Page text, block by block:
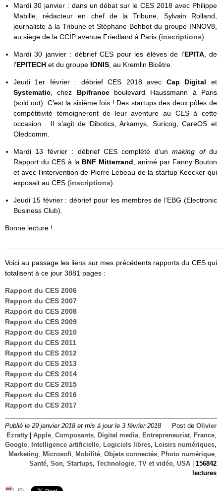
Mardi 30 janvier : dans un débat sur le CES 2018 avec Philippe
Mabille, rédacteur en chef de la Tribune, Sylvain Rolland,
journaliste à la Tribune et Stéphane Bohbot du groupe INNOV8,
au siège de la CCIP avenue Friedland à Paris (inscriptions).
Mardi 30 janvier : débrief CES pour les élèves de l’EPITA, de
l’EPITECH et du groupe IONIS, au Kremlin Bicêtre.
Jeudi 1er février : débrief CES 2018 avec Cap Digitalet
Systematic, chez Bpifrance boulevard Haussmann à Paris
(sold out). C’est la sixième fois ! Des startups des deux pôles de
compétitivité témoigneront de leur aventure au CES à cette
occasion. Il s’agit de Dibotics, Arkamys, Suricog, CareOS et
Oledcomm.
Mardi 13 février : débrief CES complété d’unmaking ofdu
Rapport du CES à la BNF Mitterrand , animé par Fanny Bouton
et avec l’intervention de Pierre Lebeau de la startup Keecker qui
exposait au CES (inscriptions).
Jeudi 15 février : débrief pour les membres de l’EBG (Electronic
Business Club).
Bonne lecture !
Voici au passage les liens sur mes précédents rapports du CES qui
totalisent à ce jour 3881 pages :
Rapport du CES 2006
Rapport du CES 2007
Rapport du CES 2008
Rapport du CES 2009
Rapport du CES 2010
Rapport du CES 2011
Rapport du CES 2012
Rapport du CES 2013
Rapport du CES 2014
Rapport du CES 2015
Rapport du CES 2016
Rapport du CES 2017
Publié le 29 janvier 2018 et mis à jour le 3 février 2018 Post de Olivier
Ezratty
Apple, Composants, Digital media, Entrepreneuriat, France,
Google, Intelligence artificielle, Logiciels libres, Loisirs numériques,
Marketing, Microsoft, Mobilité, Objets connectés, Photo numérique,
Santé, Son, Startups, Technologie, TV et vidéo, USA
156842
lectures